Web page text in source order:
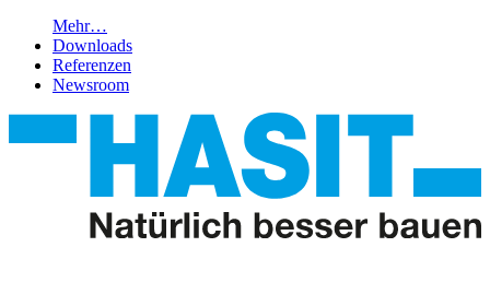
Mehr…
Downloads
Referenzen
Newsroom